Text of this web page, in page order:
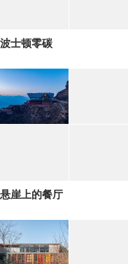
波士顿零碳
悬崖上的餐厅